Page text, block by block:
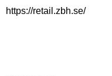
https://retail.zbh.se/